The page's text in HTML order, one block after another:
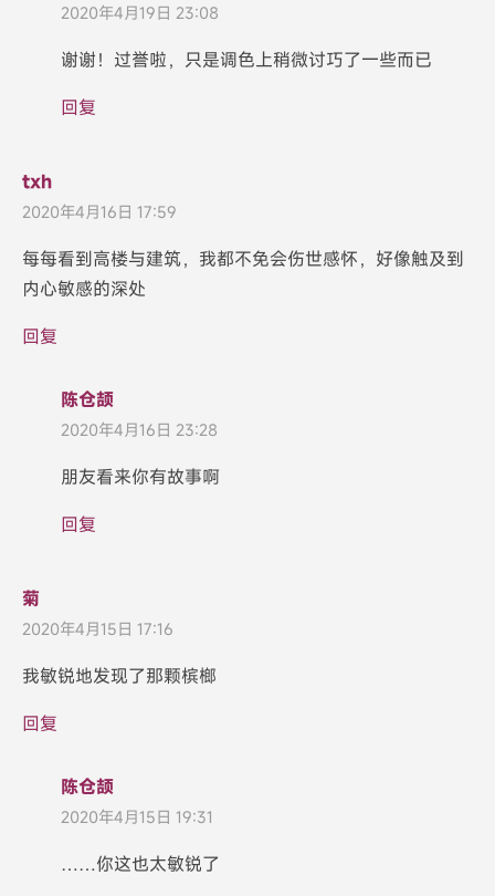
2020年4月19日 23:08
谢谢！过誉啦，只是调色上稍微讨巧了一些而已
回复
txh
2020年4月16日 17:59
每每看到高楼与建筑，我都不免会伤世感怀，好像触及到
内心敏感的深处
回复
陈仓颉
2020年4月16日 23:28
朋友看来你有故事啊
回复
菊
2020年4月15日 17:16
我敏锐地发现了那颗槟榔
回复
陈仓颉
2020年4月15日 19:31
……你这也太敏锐了